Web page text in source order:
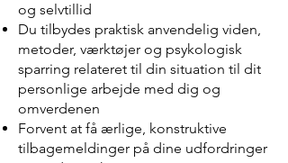
og selvtillid
Du tilbydes praktisk anvendelig viden,
metoder, værktøjer og psykologisk
sparring relateret til din situation til dit
personlige arbejde med dig og
omverdenen
Forvent at få ærlige, konstruktive
tilbagemeldinger på dine udfordringer